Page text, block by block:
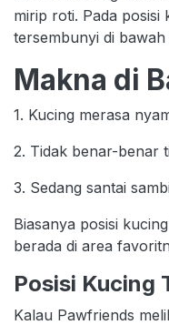
mirip roti. Pada posisi
tersembunyi di
Makna di
1. Kucing merasa
2. Tidak benar-benar
3. Sedang santai
Biasanya posisi
berada di area
Posisi Kucing
Kalau Pawfriends